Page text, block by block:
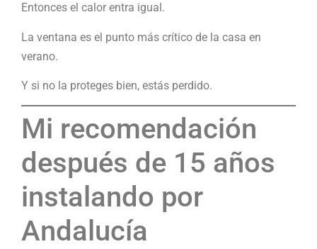
Entonces el calor entra igual.
La ventana es el punto más crítico de la casa en
verano.
Y si no la proteges bien, estás perdido.
Mi recomendación
después de 15 años
instalando por
Andalucía